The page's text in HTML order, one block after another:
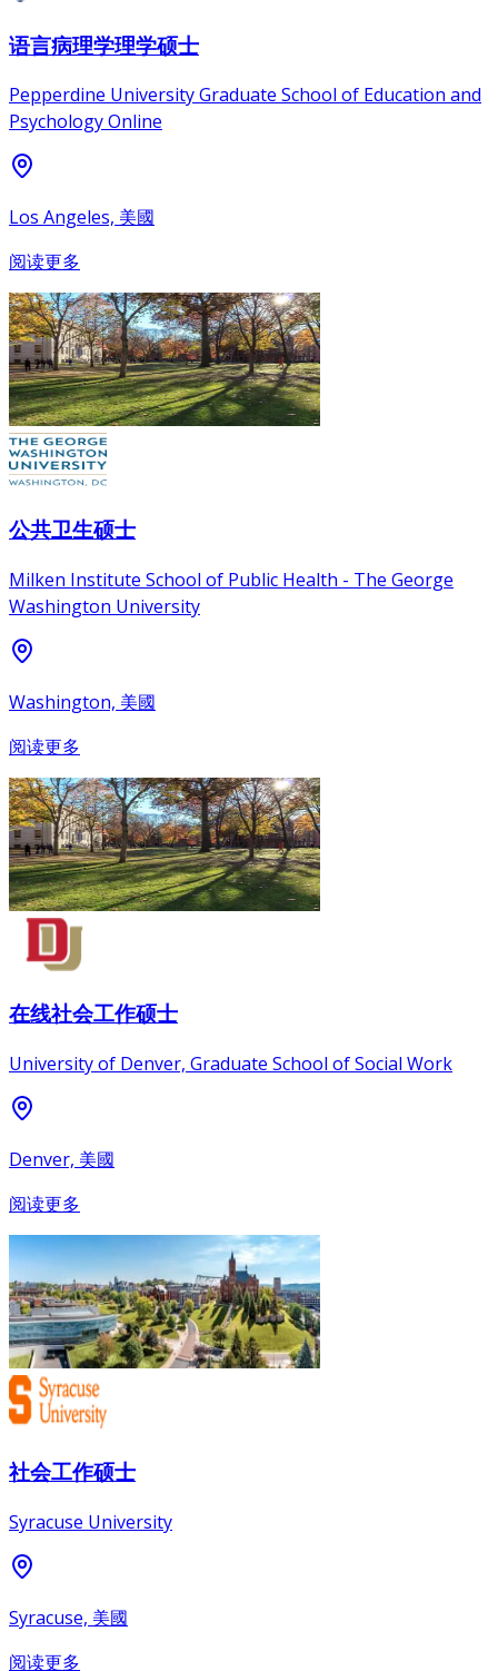
语言病理学理学硕士
Pepperdine University Graduate School of Education and
Psychology Online
Los Angeles, 美國
阅读更多
公共卫生硕士
Milken Institute School of Public Health - The George
Washington University
Washington, 美國
阅读更多
在线社会工作硕士
University of Denver, Graduate School of Social Work
Denver, 美國
阅读更多
社会工作硕士
Syracuse University
Syracuse, 美國
阅读更多